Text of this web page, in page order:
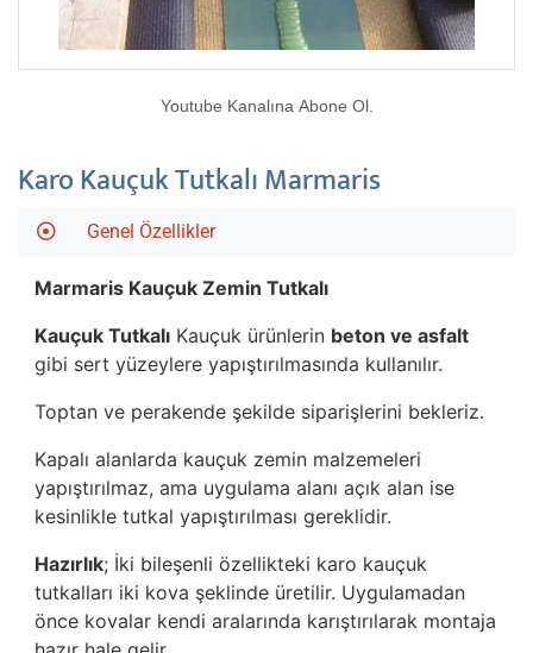
Youtube Kanalına Abone Ol.
Karo Kauçuk Tutkalı Marmaris
Genel Özellikler
Marmaris Kauçuk Zemin Tutkalı
Kauçuk Tutkalı Kauçuk ürünlerin beton ve asfalt
gibi sert yüzeylere yapıştırılmasında kullanılır.
Toptan ve perakende şekilde siparişlerini bekleriz.
Kapalı alanlarda kauçuk zemin malzemeleri
yapıştırılmaz, ama uygulama alanı açık alan ise
kesinlikle tutkal yapıştırılması gereklidir.
Hazırlık; İki bileşenli özellikteki karo kauçuk
tutkalları iki kova şeklinde üretilir. Uygulamadan
önce kovalar kendi aralarında karıştırılarak montaja